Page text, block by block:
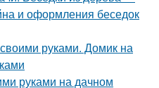
и оформления беседок
руками. Домик на
руками на дачном